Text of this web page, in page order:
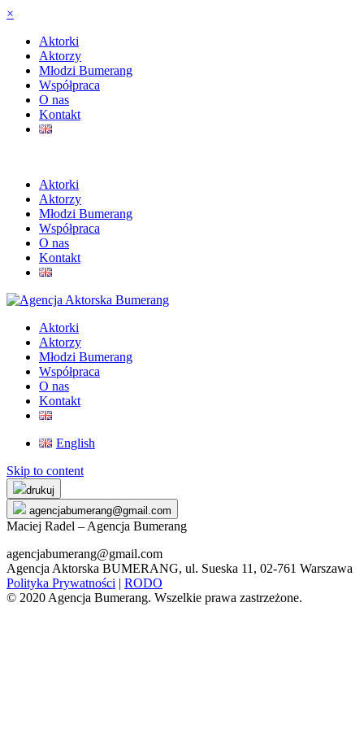
×
Aktorki
Aktorzy
Młodzi Bumerang
Współpraca
O nas
Kontakt
Aktorki
Aktorzy
Młodzi Bumerang
Współpraca
O nas
Kontakt
Aktorki
Aktorzy
Młodzi Bumerang
Współpraca
O nas
Kontakt
English
Skip to content
drukuj
agencjabumerang@gmail.com
Maciej Radel – Agencja Bumerang
agencjabumerang@gmail.com
Agencja Aktorska BUMERANG, ul. Sueska 11, 02-761 Warszawa
Polityka Prywatności | RODO
© 2020 Agencja Bumerang. Wszelkie prawa zastrzeżone.